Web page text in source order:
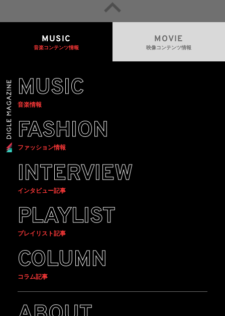
MUSIC
音楽コンテンツ情報
MOVIE
映像コンテンツ情報
MUSIC
音楽情報
FASHION
ファッション情報
INTERVIEW
インタビュー記事
PLAYLIST
プレイリスト記事
COLUMN
コラム記事